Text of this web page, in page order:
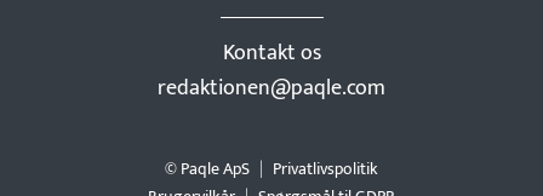
Kontakt os
redaktionen@paqle.com
© Paqle ApS
Privatlivspolitik